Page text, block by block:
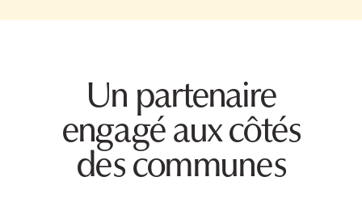
Un partenaire
engagé aux côtés
des communes